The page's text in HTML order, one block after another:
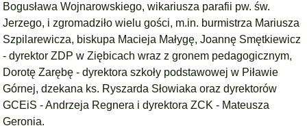
Bogusława Wojnarowskiego, wikariusza parafii pw. św.
Jerzego, i zgromadziło wielu gości, m.in. burmistrza Mariusza
Szpilarewicza, biskupa Macieja Małygę, Joannę Smętkiewicz
- dyrektor ZDP w Ziębicach wraz z gronem pedagogicznym,
Dorotę Zarębę - dyrektora szkoły podstawowej w Piławie
Górnej, dzekana ks. Ryszarda Słowiaka oraz dyrektorów
GCEiS - Andrzeja Regnera i dyrektora ZCK - Mateusza
Geronia.